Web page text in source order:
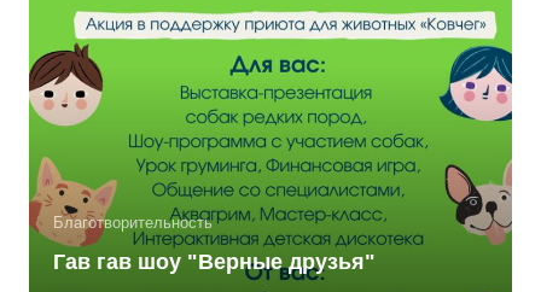
Благотворительность
Гав гав шоу "Верные друзья"